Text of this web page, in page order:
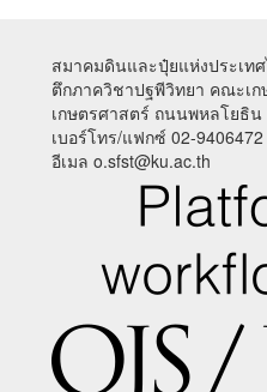
สมาคมดินและปุ๋ยแห่งประเท
ตึกภาควิชาปฐพีวิทยา คณะเก
เกษตรศาสตร์ ถนนพหลโยธิน
เบอร์โทร/แฟกซ์ 02-9406472
อีเมล o.sfst@ku.ac.th